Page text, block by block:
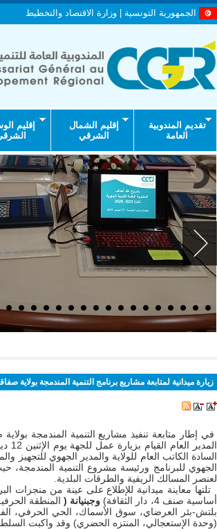
الجمهورية التونسية | وزارة الاقتصاد والتخطيط
تقديم المندوبية
العامة
إقليم الشمال
الشرقي
إقليم
زيارة ميدانية لمتابعة مشاريع برنامج التنمية المندمجة بولاية
في إطار متابعة تنفيذ مشاريع التنمية المندمجة
السادة الكاتب العام للولاية والمدير الجهوي للتجهيز
الجهوي للبرنامج ورئيسة مشروع التنمية المندمجة،
لعنصر المسالك الريفية والطرقات البلدية.
تلتها معاينة ميدانية للإطلاع على عينة من منجزات
أساسية صنف 4، دار الثقافة)
وجبنيانة ( المنطقة
بلتش-بئر العرضاي، سوق الأسماك، الحي الحرفي،
(وحدة الإستعجالي، المنتزه الحضري) وقد واكبت السلط